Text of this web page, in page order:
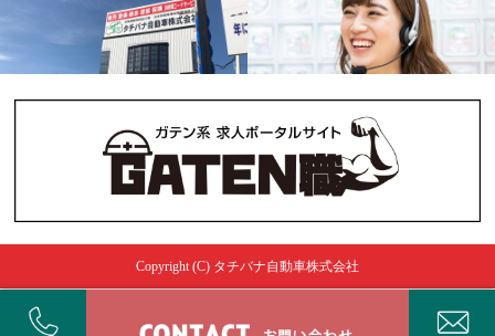
Copyright (C) タチバナ自動車株式会社